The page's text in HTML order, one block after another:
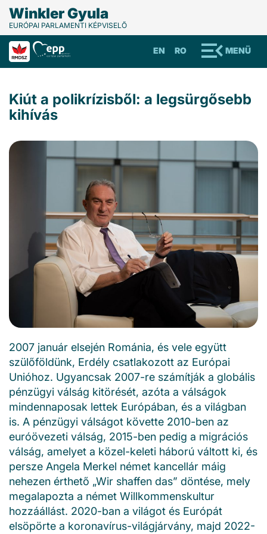
Winkler Gyula
EURÓPAI PARLAMENTI KÉPVISELŐ
MENÜ
RO
EN
Kiút a polikrízisből: a legsürgősebb
kihívás
2007 január elsején Románia, és vele együtt
szülőföldünk, Erdély csatlakozott az Európai
Unióhoz. Ugyancsak 2007-re számítják a globális
pénzügyi válság kitörését, azóta a válságok
mindennaposak lettek Európában, és a világban
is. A pénzügyi válságot követte 2010-ben az
euróövezeti válság, 2015-ben pedig a migrációs
válság, amelyet a közel-keleti háború váltott ki, és
persze Angela Merkel német kancellár máig
nehezen érthető „Wir shaffen das” döntése, mely
megalapozta a német Willkommenskultur
hozzáállást. 2020-ban a világot és Európát
elsöpörte a koronavírus-világjárvány, majd 2022-